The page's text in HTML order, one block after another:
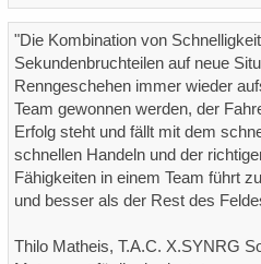
"Die Kombination von
Sekundenbruchteilen auf neue
Renngeschehen immer wieder
Team gewonnen werden, der
Erfolg steht und fällt mit dem
schnellen Handeln und der
Fähigkeiten in einem Team führt
und besser als der Rest des
Thilo Matheis, T.A.C. X.SYNRG